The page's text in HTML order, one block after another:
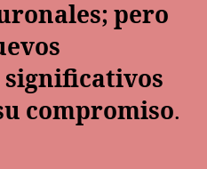
pero
significativos
compromiso.